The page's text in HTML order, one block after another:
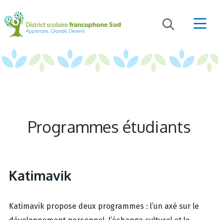
Programmes étudiants
Katimavik
Katimavik propose deux programmes : l’un axé sur le